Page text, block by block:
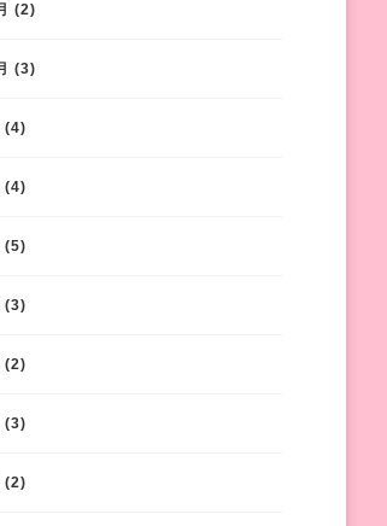
(2)
(3)
(4)
(4)
(5)
(3)
(2)
(3)
(2)